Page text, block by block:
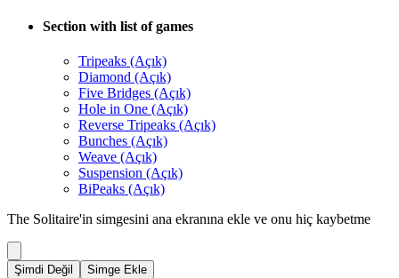
Section with list of games
Tripeaks (Açık)
Diamond (Açık)
Five Bridges (Açık)
Hole in One (Açık)
Reverse Tripeaks (Açık)
Bunches (Açık)
Weave (Açık)
Suspension (Açık)
BiPeaks (Açık)
The Solitaire'in simgesini ana ekranına ekle ve onu hiç kaybetme
Şimdi Değil Simge Ekle